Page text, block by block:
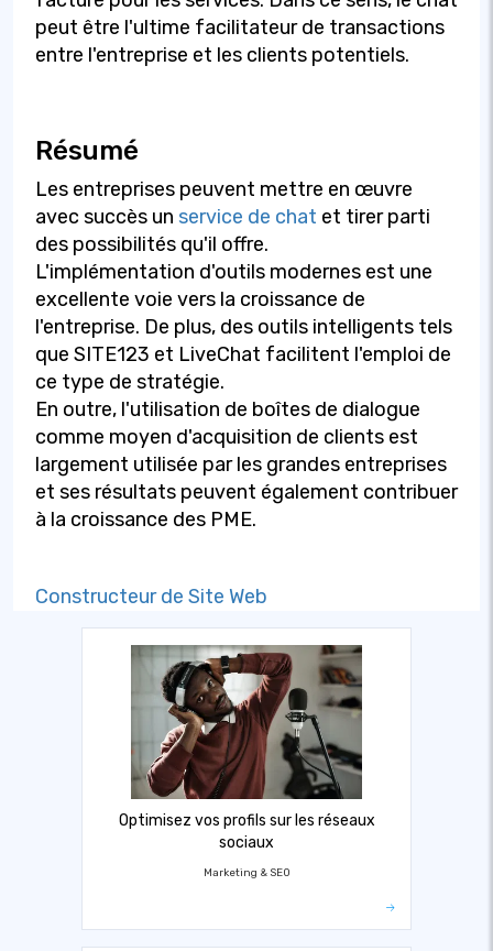
peut être l'ultime facilitateur de transactions
entre l'entreprise et les clients potentiels.
Résumé
Les entreprises peuvent mettre en œuvre
avec succès un service de chat et tirer parti
des possibilités qu'il offre.
L'implémentation d'outils modernes est une
excellente voie vers la croissance de
l'entreprise. De plus, des outils intelligents tels
que SITE123 et LiveChat facilitent l'emploi de
ce type de stratégie.
En outre, l'utilisation de boîtes de dialogue
comme moyen d'acquisition de clients est
largement utilisée par les grandes entreprises
et ses résultats peuvent également contribuer
à la croissance des PME.
Constructeur de Site Web
Optimisez vos profils sur les réseaux
sociaux
Marketing & SEO